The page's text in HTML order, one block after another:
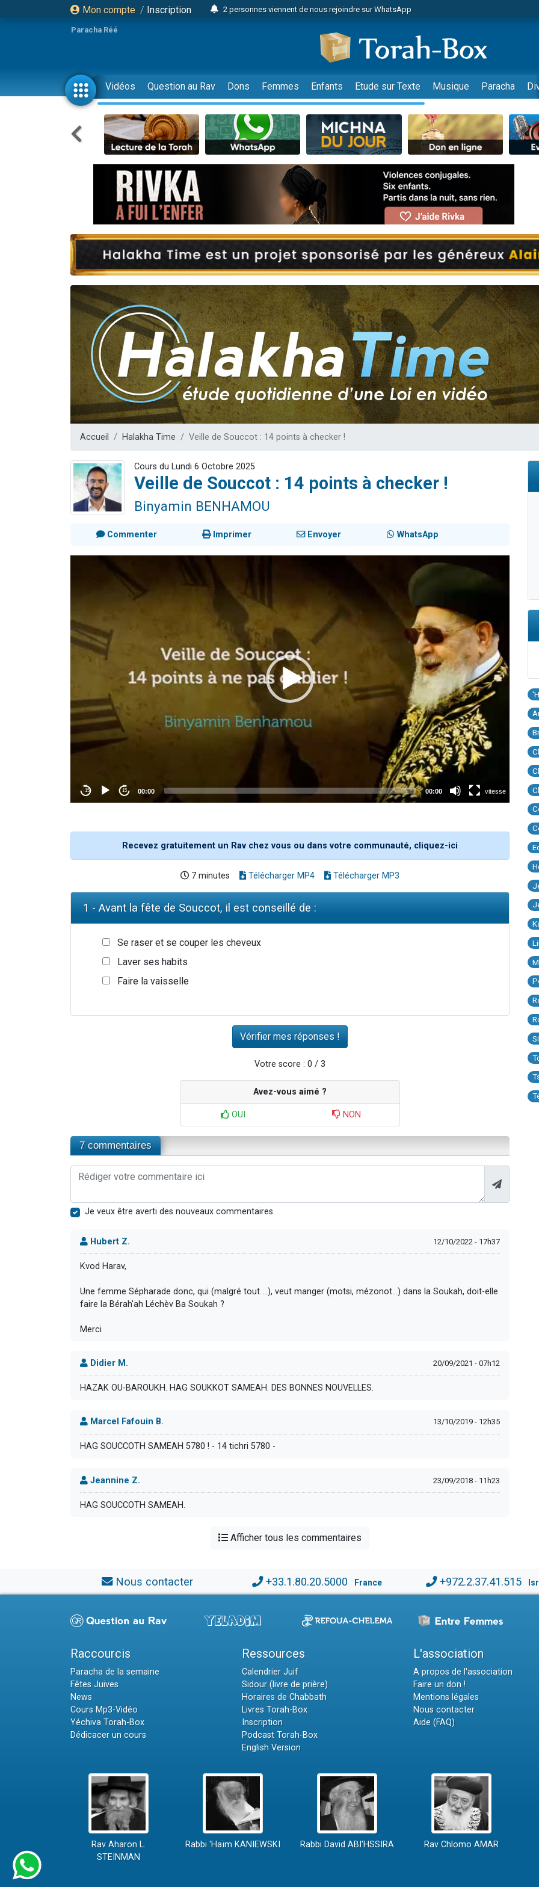
Mon compte / Inscription
2 personnes viennent de nous rejoindre sur WhatsApp
2 nouvelles musiques dans Torah-Box Music
8 personnes viennent de faire un don pour Tsédaka : pauvres d'Israel
4 personnes viennent de faire un don pour Diane, 80 ans, dans un appartement
Nouvelle émission radio : Visions de grandeur n°104 : Le Chabbath et le Birkat Hamazone à
61 personnes viennent de demander une bénédiction
39 personnes viennent de faire un don pour Sauvez la jambe de Yohan
Il reste 49 places pour étudier en groupe sur Zoom
Ariel vient de donner son Maasser
Nathaniel vient de donner son Maasser
6 personnes viennent de faire un don pour 5 enfants déjà orphelins risquent de perdre
2 personnes viennent de faire un don pour Reloger Rivka, 6 enfants, victime de
Il reste 49 places pour étudier en groupe sur Zoom
2 personnes viennent de nous rejoindre sur WhatsApp
2 personnes viennent de nous rejoindre sur WhatsApp
Malgorzata vient de donner son Maasser
3 personnes viennent de nous rejoindre sur WhatsApp
Paracha Réé
Vidéos Question au Rav Dons Femmes Enfants Etude sur Texte Musique Paracha
Accueil Halakha Time Veille de Souccot : 14 points à checker !
Cours du Lundi 6 Octobre 2025
Veille de Souccot : 14 points à checker !
Binyamin BENHAMOU
Commenter Imprimer Envoyer WhatsApp
Recevez gratuitement un Rav chez vous ou dans votre communauté, cliquez-ici
7 minutes Télécharger MP4 Télécharger MP3
1 - Avant la fête de Souccot, il est conseillé de :
Se raser et se couper les cheveux
Laver ses habits
Faire la vaisselle
Votre score : 0 / 3
Avez-vous aimé ?
OUI NON
7 commentaires
Je veux être averti des nouveaux commentaires
Hubert Z. 12/10/2022 - 17h37
Kvod Harav,
Une femme Sépharade donc, qui (malgré tout ...), veut manger (motsi, mézonot...) dans la Soukah, doit-elle
faire la Bérah'ah Léchèv Ba Soukah ?
Merci
Didier M. 20/09/2021 - 07h12
HAZAK OU-BAROUKH. HAG SOUKKOT SAMEAH. DES BONNES NOUVELLES.
Marcel Fafouin B. 13/10/2019 - 12h35
HAG SOUCCOTH SAMEAH 5780 ! - 14 tichri 5780 -
Jeannine Z. 23/09/2018 - 11h23
HAG SOUCCOTH SAMEAH.
Afficher tous les commentaires
Nous contacter +33.1.80.20.5000 France +972.2.37.41.515
Raccourcis
Paracha de la semaine
Fêtes Juives
News
Cours Mp3-Vidéo
Yéchiva Torah-Box
Dédicacer un cours
Ressources
Calendrier Juif
Sidour (livre de prière)
Horaires de Chabbath
Livres Torah-Box
Inscription
Podcast Torah-Box
English Version
L'association
A propos de l'association
Faire un don !
Mentions légales
Nous contacter
Aide (FAQ)
Rav Aharon L.
STEINMAN
Rabbi 'Haïm KANIEWSKI Rabbi David ABI'HSSIRA Rav Chlomo AMAR